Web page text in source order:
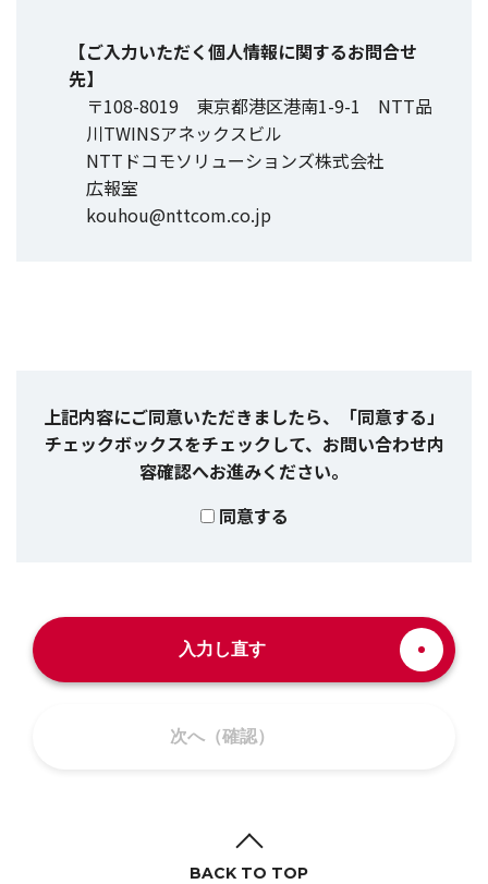
【ご入力いただく個人情報に関するお問合せ
先】
〒108-8019 東京都港区港南1-9-1 NTT品
川TWINSアネックスビル
NTTドコモソリューションズ株式会社
広報室
kouhou@nttcom.co.jp
上記内容にご同意いただきましたら、「同意する」
チェックボックスをチェックして、お問い合わせ内
容確認へお進みください。
同意する
入力し直す
次へ（確認）
BACK TO TOP